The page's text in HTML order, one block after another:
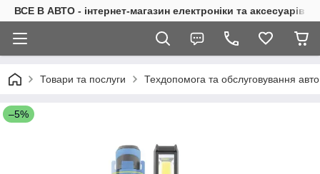
ВСЕ В АВТО - інтернет-магазин електроніки та аксесуарів в
Товари та послуги Техдопомога та обслуговування авто
–5%